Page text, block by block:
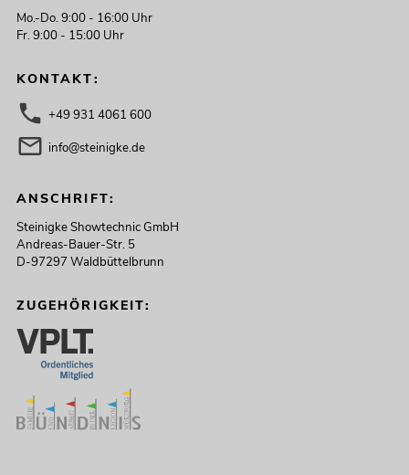
Mo.-Do. 9:00 - 16:00 Uhr
Fr. 9:00 - 15:00 Uhr
KONTAKT:
+49 931 4061 600
info@steinigke.de
ANSCHRIFT:
Steinigke Showtechnic GmbH
Andreas-Bauer-Str. 5
D-97297 Waldbüttelbrunn
ZUGEHÖRIGKEIT: